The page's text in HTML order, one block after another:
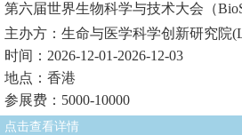
第六届世界生物科学与技术大会（
主办方：生命与医学科学创新研究院
时间：2026-12-01-2026-12-03
地点：香港
参展费：5000-10000
点击查看详情